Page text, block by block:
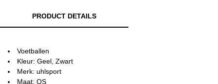
PRODUCT DETAILS
Voetballen
Kleur: Geel, Zwart
Merk: uhlsport
Maat: OS